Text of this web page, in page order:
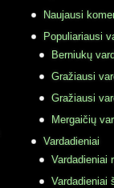
Naujausi
Populiariausi
Berniukų
Gražiausi
Gražiausi
Mergaičių
Vardadieniai
Vardadieniai
Vardadieniai